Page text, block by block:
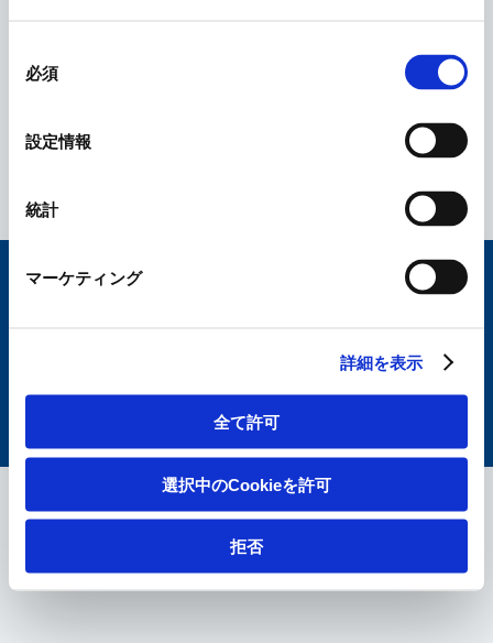
の必須
設定情報
統計
マーケティング
詳細を表示
全て許可
選択中のCookieを許可
拒否
サイトマップ ご利用条件
© KAKEN PHARMACEUTICAL CO., LTD.